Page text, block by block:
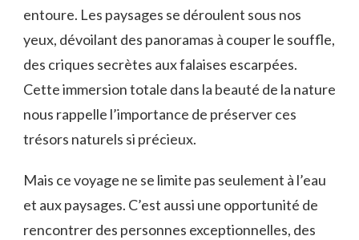
entoure. Les paysages se déroulent sous nos
yeux, dévoilant des‌ panoramas à couper le souffle,
des criques secrètes aux falaises escarpées.
Cette immersion totale dans la beauté de la nature
nous rappelle l’importance de préserver ces
trésors naturels si précieux.
Mais ce voyage ne se limite pas seulement à l’eau
et aux paysages. C’est​ aussi une opportunité de
rencontrer⁣ des personnes exceptionnelles, des